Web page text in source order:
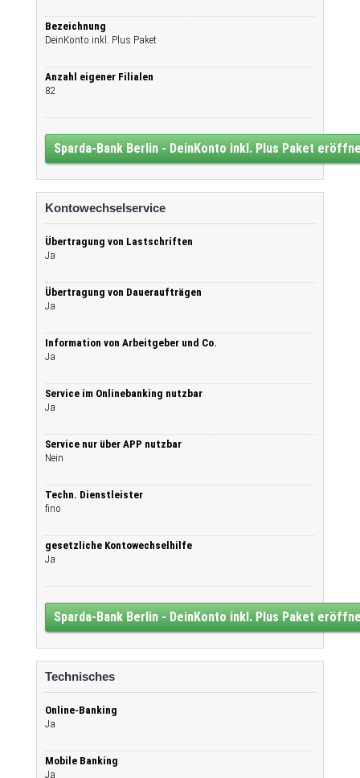
Bezeichnung
DeinKonto inkl. Plus Paket
Anzahl eigener Filialen
82
Sparda-Bank Berlin - DeinKonto inkl. Plus Paket
Kontowechselservice
Übertragung von Lastschriften
Ja
Übertragung von Daueraufträgen
Ja
Information von Arbeitgeber und Co.
Ja
Service im Onlinebanking nutzbar
Ja
Service nur über APP nutzbar
Nein
Techn. Dienstleister
fino
gesetzliche Kontowechselhilfe
Ja
Sparda-Bank Berlin - DeinKonto inkl. Plus Paket
Technisches
Online-Banking
Ja
Mobile Banking
Ja